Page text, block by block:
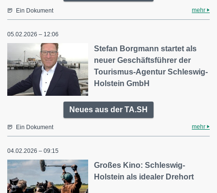
Ein Dokument mehr
05.02.2026 – 12:06
Stefan Borgmann startet als
neuer Geschäftsführer der
Tourismus-Agentur Schleswig-
Holstein GmbH
Neues aus der TA.SH
Ein Dokument mehr
04.02.2026 – 09:15
Großes Kino: Schleswig-
Holstein als idealer Drehort